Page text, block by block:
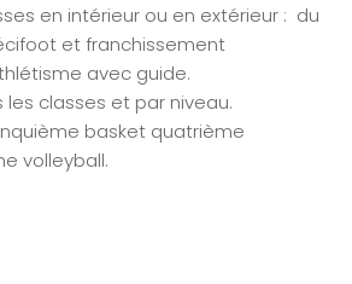
en intérieur ou en extérieur : du
et franchissement
avec guide.
classes et par niveau.
basket quatrième
volleyball.